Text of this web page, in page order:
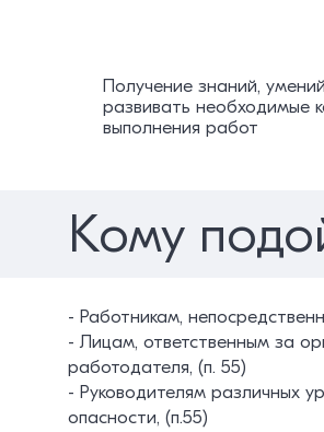
Получение знаний,
развивать необходимые
выполнения работ
Кому
- Работникам,
- Лицам, ответственным за
работодателя, (п. 55)
- Руководителям различных
опасности, (п.55)